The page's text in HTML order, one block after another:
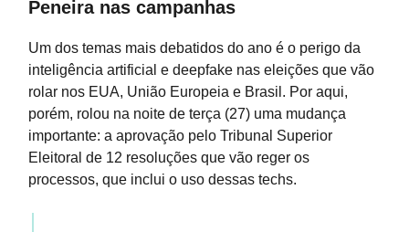
Peneira nas campanhas
Um dos temas mais debatidos do ano é o perigo da
inteligência artificial e deepfake nas eleições que vão
rolar nos EUA, União Europeia e Brasil. Por aqui,
porém, rolou na noite de terça (27) uma mudança
importante: a aprovação pelo Tribunal Superior
Eleitoral de 12 resoluções que vão reger os
processos, que inclui o uso dessas techs.